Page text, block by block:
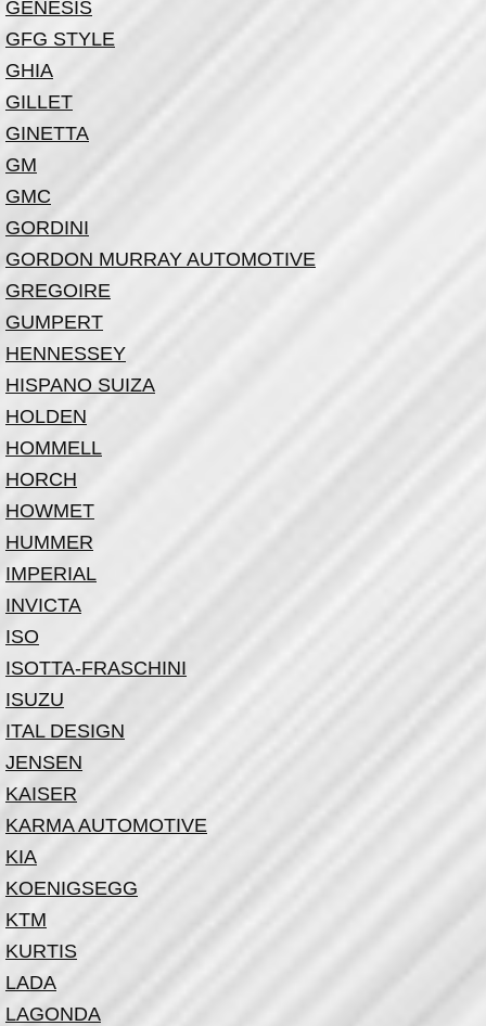
GENESIS
GFG STYLE
GHIA
GILLET
GINETTA
GM
GMC
GORDINI
GORDON MURRAY AUTOMOTIVE
GREGOIRE
GUMPERT
HENNESSEY
HISPANO SUIZA
HOLDEN
HOMMELL
HORCH
HOWMET
HUMMER
IMPERIAL
INVICTA
ISO
ISOTTA-FRASCHINI
ISUZU
ITAL DESIGN
JENSEN
KAISER
KARMA AUTOMOTIVE
KIA
KOENIGSEGG
KTM
KURTIS
LADA
LAGONDA